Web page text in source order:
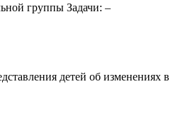
группы Задачи: –
детей об изменениях в